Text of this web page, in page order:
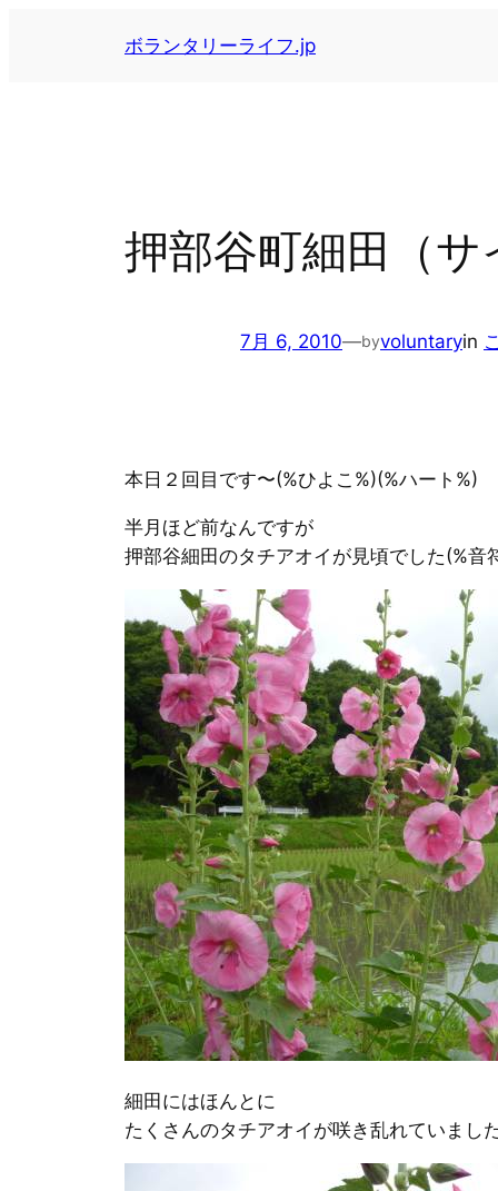
ボランタリーライフ.jp
押部谷町細田（
7月 6, 2010—byvoluntaryin
本日２回目です〜(%ひよこ%)(%ハート%)
半月ほど前なんですが
押部谷細田のタチアオイが見頃でした(%音
細田にはほんとに
たくさんのタチアオイが咲き乱れていまし